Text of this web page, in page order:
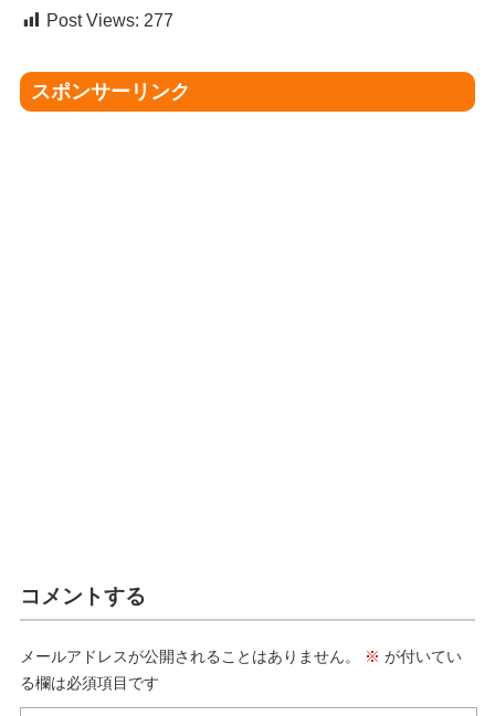
Post Views: 277
スポンサーリンク
コメントする
メールアドレスが公開されることはありません。 ※ が付いてい
る欄は必須項目です